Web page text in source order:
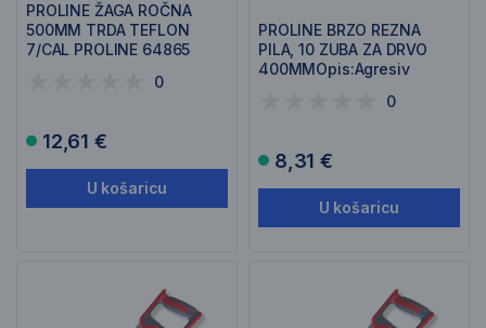
PROLINE ŽAGA ROČNA
500MM TRDA TEFLON
7/CAL PROLINE 64865
0
12,61 €
U košaricu
PROLINE BRZO REZNA
PILA, 10 ZUBA ZA DRVO
400MMOpis:Agresiv
0
8,31 €
U košaricu